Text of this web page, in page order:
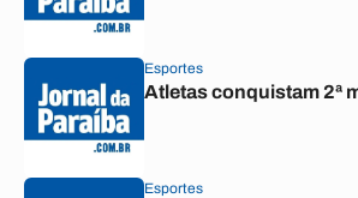
Esportes
Atletas conquistam 2ª
Esportes